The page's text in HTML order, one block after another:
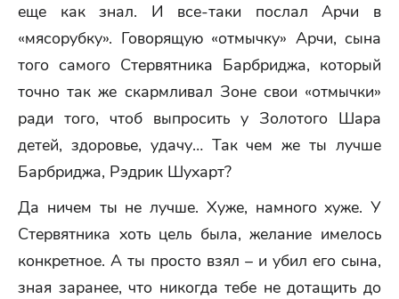
еще как знал. И все-таки послал Арчи в
«мясорубку». Говорящую «отмычку» Арчи, сына
того самого Стервятника Барбриджа, который
точно так же скармливал Зоне свои «отмычки»
ради того, чтоб выпросить у Золотого Шара
детей, здоровье, удачу… Так чем же ты лучше
Барбриджа, Рэдрик Шухарт?
Да ничем ты не лучше. Хуже, намного хуже. У
Стервятника хоть цель была, желание имелось
конкретное. А ты просто взял – и убил его сына,
зная заранее, что никогда тебе не дотащить до